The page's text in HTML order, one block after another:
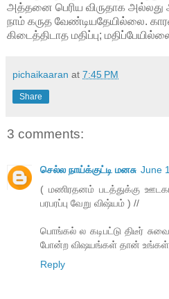
அத்தனை பெரிய விருதாக அல்லது
நாம் கருத வேண்டியதேயில்லை.
கிடைத்திடாத மதிப்பு;
pichaikaaran at 7:45 PM
Share
3 comments:
செல்ல நாய்க்குட்டி மனசு June
( மணிரதனம் படத்துக்கு
பரபரப்பு வேறு விஷ்யம் ) //
பொங்கல் ல கடிபட்டு திடீர்
போன்ற விஷயங்கள் தான் உங்கள்
Reply